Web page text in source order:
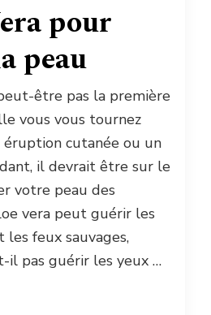
pour
peau
peut-être pas la première
vous vous tournez
cutanée ou un
il devrait être sur le
votre peau des
vera peut guérir les
feux sauvages,
il pas guérir les yeux …